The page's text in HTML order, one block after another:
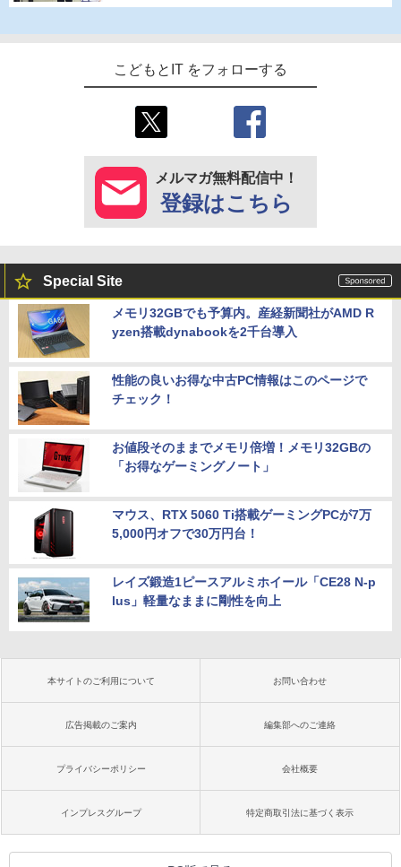
こどもとIT をフォローする
メルマガ無料配信中！
登録はこちら
Special Site
メモリ32GBでも予算内。産経新聞社がAMD R
yzen搭載dynabookを2千台導入
性能の良いお得な中古PC情報はこのページで
チェック！
お値段そのままでメモリ倍増！メモリ32GBの
「お得なゲーミングノート」
マウス、RTX 5060 Ti搭載ゲーミングPCが7万
5,000円オフで30万円台！
レイズ鍛造1ピースアルミホイール「CE28 N-p
lus」軽量なままに剛性を向上
本サイトのご利用について お問い合わせ
広告掲載のご案内 編集部へのご連絡
プライバシーポリシー 会社概要
インプレスグループ 特定商取引法に基づく表示